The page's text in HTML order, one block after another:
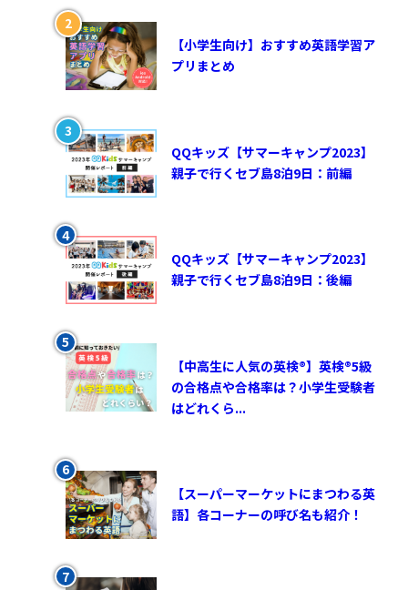
【小学生向け】おすすめ英語学習ア
プリまとめ
QQキッズ【サマーキャンプ2023】
親子で行くセブ島8泊9日：前編
QQキッズ【サマーキャンプ2023】
親子で行くセブ島8泊9日：後編
【中高生に人気の英検®︎】英検®︎5級
の合格点や合格率は？小学生受験者
はどれくら...
【スーパーマーケットにまつわる英
語】各コーナーの呼び名も紹介！